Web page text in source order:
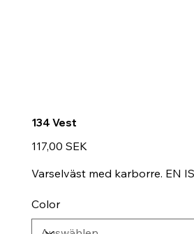
134 Vest
Preis
117,00 SEK
Varselväst med karborre. EN
Color